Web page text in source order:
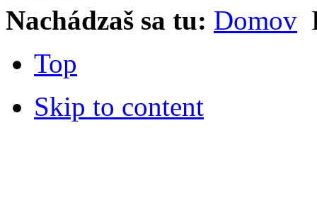
Nachádzaš sa tu: Domov
Top
Skip to content